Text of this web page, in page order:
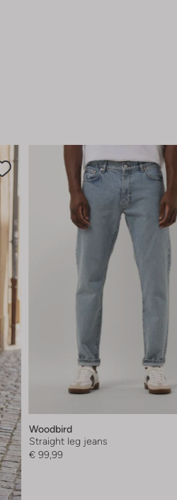
Woodbird
Straight leg jeans
€ 99,99